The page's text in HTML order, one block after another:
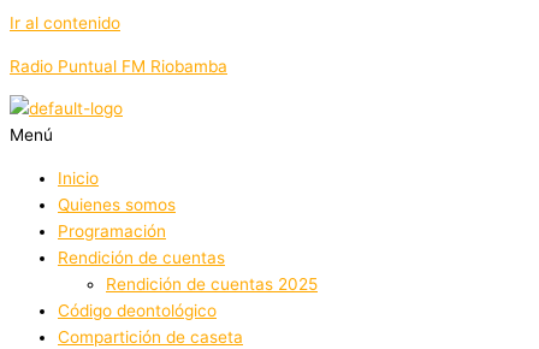
Ir al contenido
Radio Puntual FM Riobamba
Menú
Inicio
Quienes somos
Programación
Rendición de cuentas
Rendición de cuentas 2025
Código deontológico
Compartición de caseta